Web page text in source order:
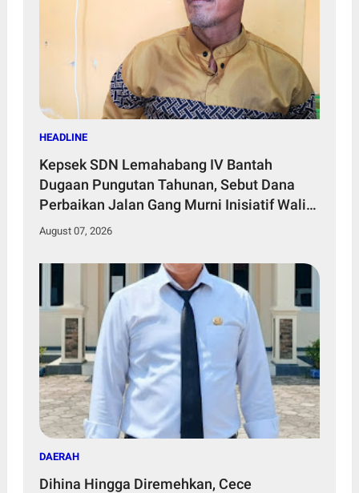
HEADLINE
Kepsek SDN Lemahabang IV Bantah
Dugaan Pungutan Tahunan, Sebut Dana
Perbaikan Jalan Gang Murni Inisiatif Wali
Murid
August 07, 2026
DAERAH
Dihina Hingga Diremehkan, Cece